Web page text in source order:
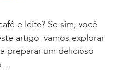
e leite? Se sim, você
artigo, vamos explorar
preparar um delicioso